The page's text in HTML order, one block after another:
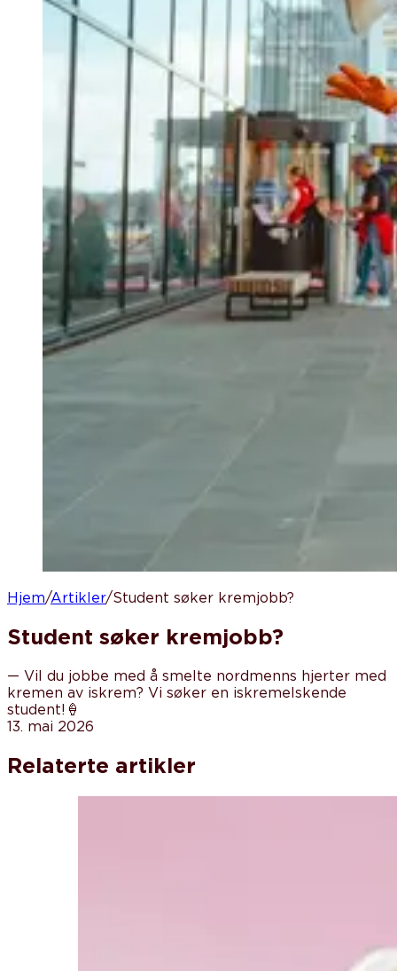
Hjem/Artikler/Student søker kremjobb?
Student søker kremjobb?
— Vil du jobbe med å smelte nordmenns hjerter med
kremen av iskrem? Vi søker en iskremelskende
student!🍦
13. mai 2026
Relaterte artikler